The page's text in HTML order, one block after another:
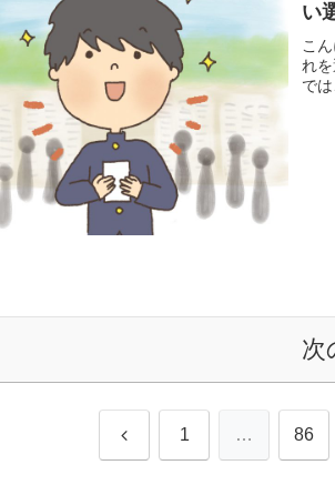
い
こ
れ
で
次
前 1 … 86